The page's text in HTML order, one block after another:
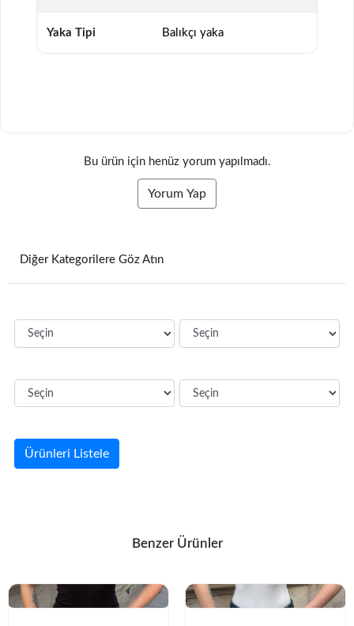
Yaka Tipi Balıkçı yaka
Bu ürün için henüz yorum yapılmadı.
Yorum Yap
Diğer Kategorilere Göz Atın
Ürünleri Listele
Benzer Ürünler